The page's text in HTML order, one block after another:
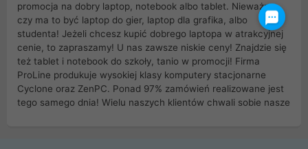
promocja na dobry laptop, notebook albo tablet. Nieważne
czy ma to być laptop do gier, laptop dla grafika, albo
studenta! Jeżeli chcesz kupić dobrego laptopa w atrakcyjnej
cenie, to zapraszamy! U nas zawsze niskie ceny! Znajdzie się
też tablet i notebook do szkoły, tanio w promocji! Firma
ProLine produkuje wysokiej klasy komputery stacjonarne
Cyclone oraz ZenPC. Ponad 97% zamówień realizowane jest
tego samego dnia! Wielu naszych klientów chwali sobie nasze